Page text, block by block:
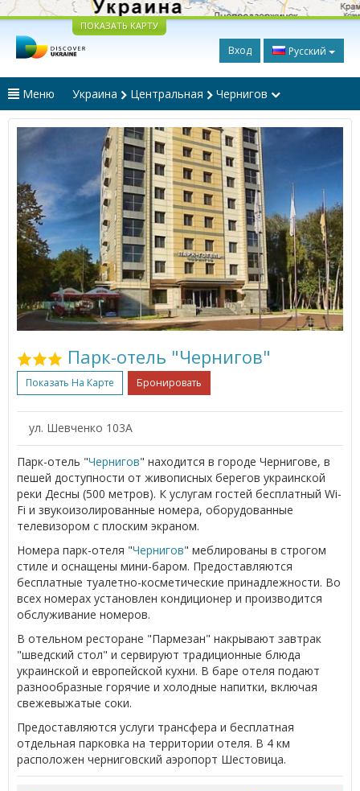
ПОКАЗАТЬ КАРТУ
Вход Русский
Меню Украина Центральная Чернигов
Парк-отель "Чернигов"
Показать На Карте Бронировать
ул. Шевченко 103А
Парк-отель "Чернигов" находится в городе Чернигове, в
пешей доступности от живописных берегов украинской
реки Десны (500 метров). К услугам гостей бесплатный Wi-
Fi и звукоизолированные номера, оборудованные
телевизором с плоским экраном.
Номера парк-отеля "Чернигов" меблированы в строгом
стиле и оснащены мини-баром. Предоставляются
бесплатные туалетно-косметические принадлежности. Во
всех номерах установлен кондиционер и производится
обслуживание номеров.
В отельном ресторане "Пармезан" накрывают завтрак
"шведский стол" и сервируют традиционные блюда
украинской и европейской кухни. В баре отеля подают
разнообразные горячие и холодные напитки, включая
свежевыжатые соки.
Предоставляются услуги трансфера и бесплатная
отдельная парковка на территории отеля. В 4 км
расположен черниговский аэропорт Шестовица.